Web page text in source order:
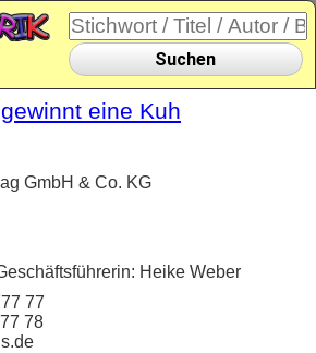
Suchen
eine Kuh
GmbH & Co. KG
Heike Weber
77
78